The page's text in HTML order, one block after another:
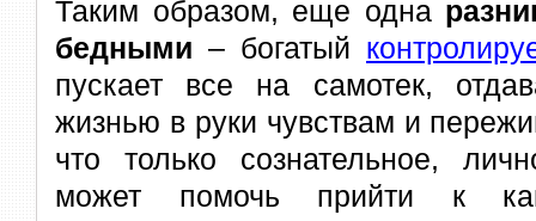
Таким образом, еще одна
бедными – богатый
пускает все на самотек,
жизнью в руки чувствам и
что только сознательное,
может помочь прийти к